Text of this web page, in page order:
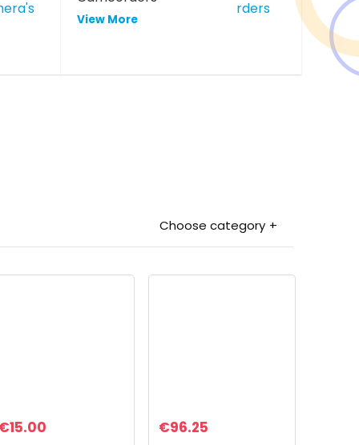
View More
Choose category
15.00 €96.25